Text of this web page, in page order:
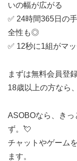
いの幅が広がる
✅ 24時間365日の
全性も◎
✅ 12秒に1組がマ
まずは無料会員登
18歳以上の方なら
ASOBOなら、き
ず。💘
チャットやゲーム
ます。